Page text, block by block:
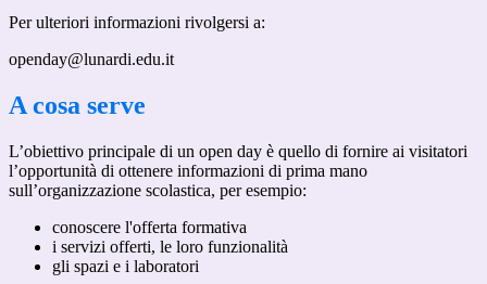
Per ulteriori informazioni rivolgersi a:
openday@lunardi.edu.it
A cosa serve
L’obiettivo principale di un open day è quello di fornire ai visitatori
l’opportunità di ottenere informazioni di prima mano
sull’organizzazione scolastica, per esempio:
conoscere l'offerta formativa
i servizi offerti, le loro funzionalità
gli spazi e i laboratori